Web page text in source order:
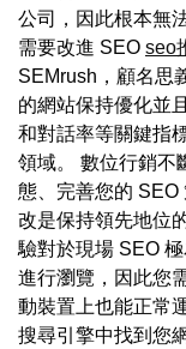
公司，因此根本無
需要改進 SEO seo
SEMrush，顧名思
的網站保持優化並
和對話率等關鍵指
領域。 數位行銷不
態、完善您的 SEO
改是保持領先地位
驗對於現場 SEO
進行瀏覽，因此您
動裝置上也能正常
搜尋引擎中找到您